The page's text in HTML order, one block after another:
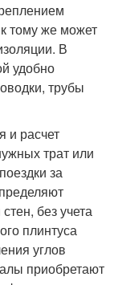
тому же может
В
удобно
трубы
и расчет
трат или
за
без учета
плинтуса
углов
приобретают